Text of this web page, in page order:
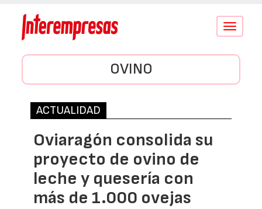
Conmutar
OVINO
ACTUALIDAD
Oviaragón consolida su
proyecto de ovino de
leche y quesería con
más de 1.000 ovejas